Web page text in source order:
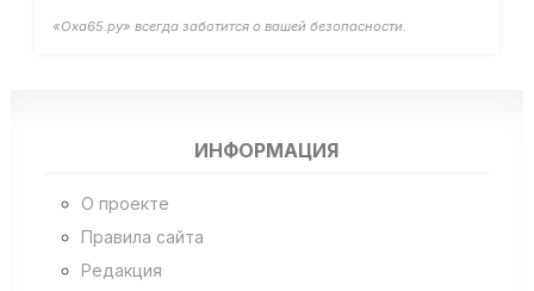
«Оха65.ру» всегда заботится о вашей безопасности.
ИНФОРМАЦИЯ
О проекте
Правила сайта
Редакция